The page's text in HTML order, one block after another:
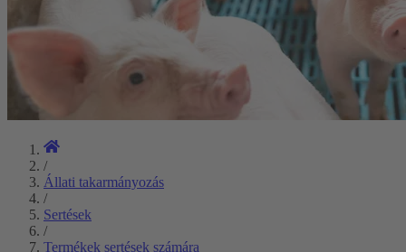
/
Állati takarmányozás
/
Sertések
/
Termékek sertések számára